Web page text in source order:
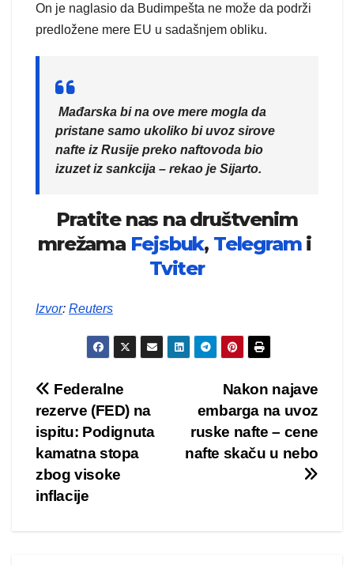
On je naglasio da Budimpešta ne može da podrži
predložene mere EU u sadašnjem obliku.
Mađarska bi na ove mere mogla da
pristane samo ukoliko bi uvoz sirove
nafte iz Rusije preko naftovoda bio
izuzet iz sankcija – rekao je Sijarto.
Pratite nas na društvenim
mrežama Fejsbuk, Telegrami
Tviter
Izvor: Reuters
Kretanje
članka
Nakon najave
embarga na uvoz
ruske nafte – cene
nafte skaču u nebo
Federalne
rezerve (FED) na
ispitu: Podignuta
kamatna stopa
zbog visoke
inflacije